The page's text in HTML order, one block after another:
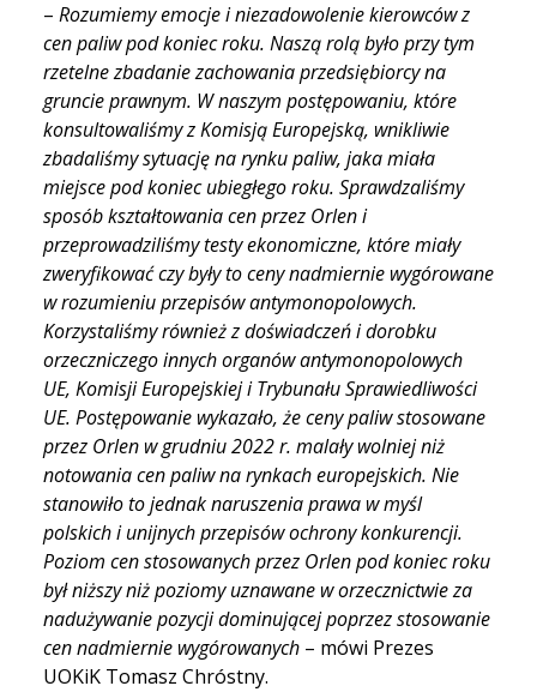
– Rozumiemy emocje i niezadowolenie kierowców z
cen paliw pod koniec roku. Naszą rolą było przy tym
rzetelne zbadanie zachowania przedsiębiorcy na
gruncie prawnym. W naszym postępowaniu, które
konsultowaliśmy z Komisją Europejską, wnikliwie
zbadaliśmy sytuację na rynku paliw, jaka miała
miejsce pod koniec ubiegłego roku. Sprawdzaliśmy
sposób kształtowania cen przez Orlen i
przeprowadziliśmy testy ekonomiczne, które miały
zweryfikować czy były to ceny nadmiernie wygórowane
w rozumieniu przepisów antymonopolowych.
Korzystaliśmy również z doświadczeń i dorobku
orzeczniczego innych organów antymonopolowych
UE, Komisji Europejskiej i Trybunału Sprawiedliwości
UE. Postępowanie wykazało, że ceny paliw stosowane
przez Orlen w grudniu 2022 r. malały wolniej niż
notowania cen paliw na rynkach europejskich. Nie
stanowiło to jednaknaruszenia prawa w myśl
polskich i unijnych przepisów ochrony konkurencji.
Poziom cen stosowanych przez Orlen pod koniec roku
był niższy niż poziomy uznawane w orzecznictwie za
nadużywanie pozycji dominującej poprzez stosowanie
cen nadmiernie wygórowanych – mówi Prezes
UOKiK Tomasz Chróstny.